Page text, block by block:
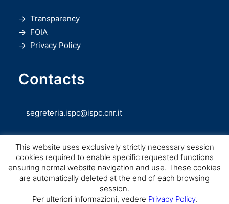
Transparency
FOIA
Privacy Policy
Contacts
segreteria.ispc@ispc.cnr.it
Consiglio Nazionale delle Ricerche
Scienze del Patrimonio Culturale – 2026
This website uses exclusively strictly necessary session
cookies required to enable specific requested functions
ensuring normal website navigation and use. These cookies
are automatically deleted at the end of each browsing
session.
Per ulteriori informazioni, vedere Privacy Policy.